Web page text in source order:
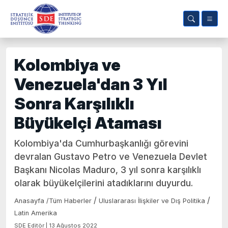
Kolombiya ve
Venezuela'dan 3 Yıl
Sonra Karşılıklı
Büyükelçi Ataması
Kolombiya'da Cumhurbaşkanlığı görevini
devralan Gustavo Petro ve Venezuela Devlet
Başkanı Nicolas Maduro, 3 yıl sonra karşılıklı
olarak büyükelçilerini atadıklarını duyurdu.
Anasayfa /Tüm Haberler / Uluslararası İlişkiler ve Dış Politika /
Latin Amerika
SDE Editör | 13 Ağustos 2022